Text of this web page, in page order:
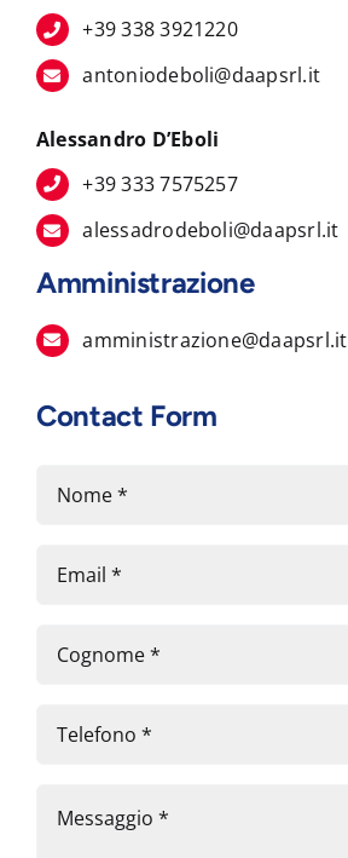
+39 338 3921220
antoniodeboli@daapsrl.it
Alessandro D’Eboli
+39 333 7575257
alessadrodeboli@daapsrl.it
Amministrazione
amministrazione@daapsrl.it
Contact Form